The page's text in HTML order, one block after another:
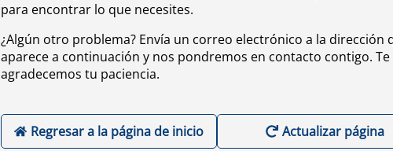
para encontrar lo que necesites.
¿Algún otro problema? Envía un correo electrónico a la dirección
aparece a continuación y nos pondremos en contacto contigo. Te
agradecemos tu paciencia.
Regresar a la página de inicio Actualizar página